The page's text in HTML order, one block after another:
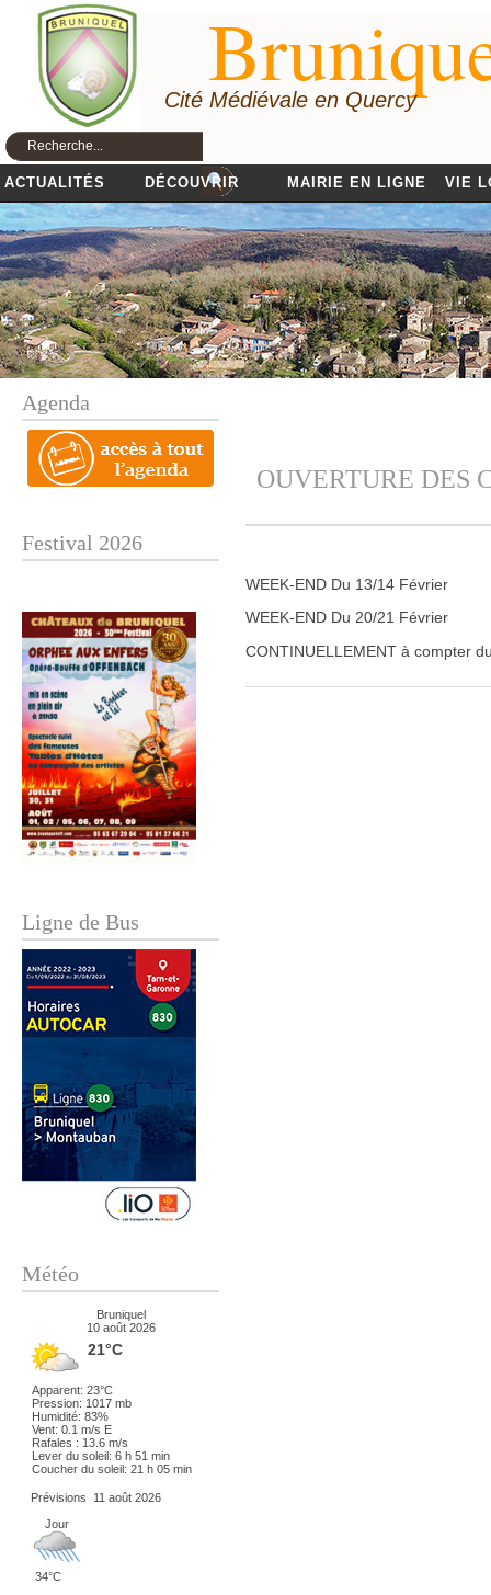
Cité Médiévale en Quercy
ACTUALITÉS DÉCOUVRIR MAIRIE EN LIGNE VIE
Agenda
Festival 2026
Ligne de Bus
Météo
Bruniquel
10 août 2026
21°C
Apparent: 23°C
Pression: 1017 mb
Humidité: 83%
Vent: 0.1 m/s E
Rafales : 13.6 m/s
Lever du soleil: 6 h 51 min
Coucher du soleil: 21 h 05 min
Prévisions
11 août 2026
Jour
34°C
OUVERTURE DES
WEEK-END Du 13/14 Février
WEEK-END Du 20/21 Février
CONTINUELLEMENT à compter